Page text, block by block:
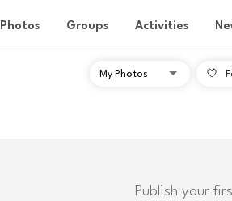
Photos Groups Activities
Publish your